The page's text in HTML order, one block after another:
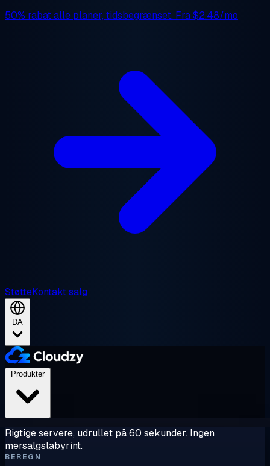
50% rabatalle planer, tidsbegrænset. Fra$2.48/mo
StøtteKontakt salg
DA
Produkter
Rigtige servere, udrullet på 60 sekunder. Ingen
mersalgslabyrint.
BEREGN